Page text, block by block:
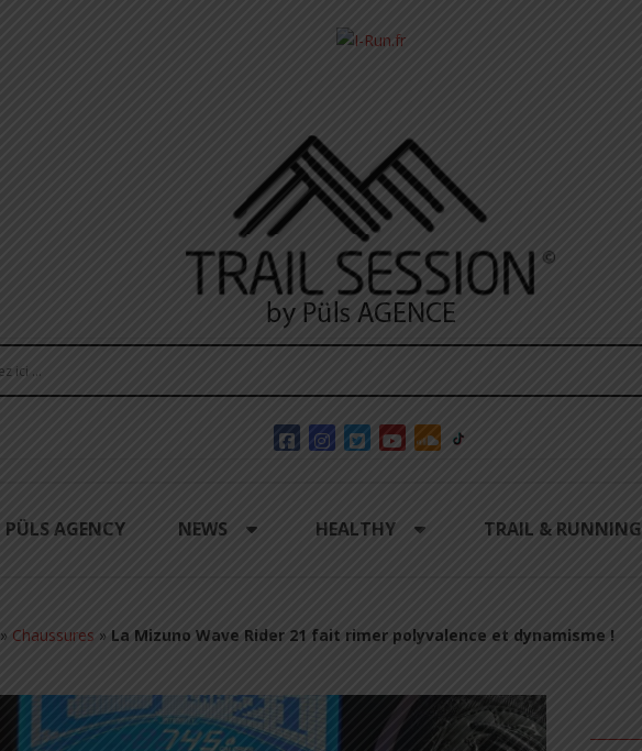
PÜLS AGENCY NEWS HEALTHY TRAIL & RUNNING
» Chaussures » La Mizuno Wave Rider 21 fait rimer polyvalence et dynamisme !